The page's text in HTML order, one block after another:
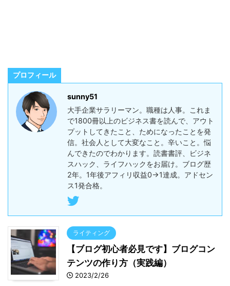
プロフィール
sunny51
大手企業サラリーマン。職種は人事。これま
で1800冊以上のビジネス書を読んで、アウト
プットしてきたこと、ためになったことを発
信。社会人として大変なこと。辛いこと。悩
んできたのでわかります。読書書評、ビジネ
スハック、ライフハックをお届け。ブログ歴
2年。1年後アフィリ収益0→1達成。アドセン
ス1発合格。
ライティング
【ブログ初心者必見です】ブログコン
テンツの作り方（実践編）
2023/2/26